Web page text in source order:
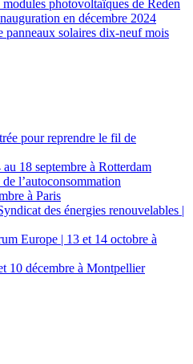
panneaux solaires dix-neuf mois
pour reprendre le fil de
18 septembre à Rotterdam
l’autoconsommation
à Paris
des énergies renouvelables |
Europe | 13 et 14 octobre à
10 décembre à Montpellier